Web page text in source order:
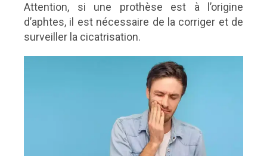
Attention, si une prothèse est à l’origine
d’aphtes, il est nécessaire de la corriger et de
surveiller la cicatrisation.